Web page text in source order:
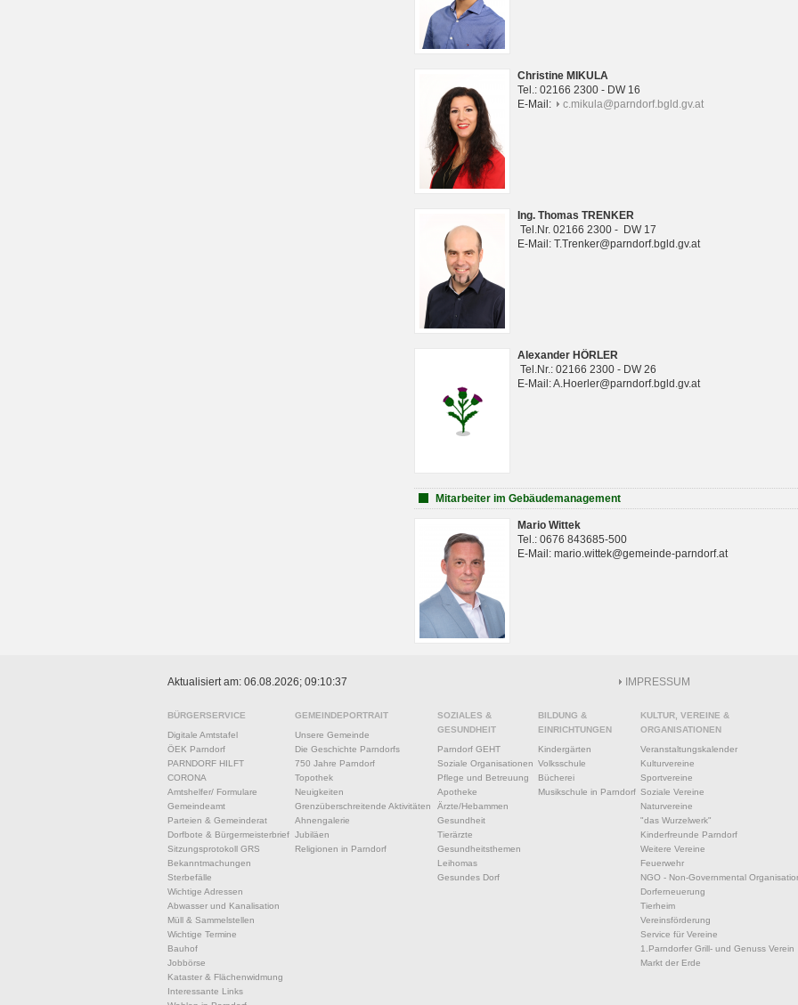
Christine MIKULA
Tel.: 02166 2300 - DW 16
E-Mail:
c.mikula@parndorf.bgld.gv.at
Ing. Thomas TRENKER
Tel.Nr. 02166 2300 - DW 17
E-Mail: T.Trenker@parndorf.bgld.gv.at
Alexander HÖRLER
Tel.Nr.: 02166 2300 - DW 26
E-Mail: A.Hoerler@parndorf.bgld.gv.at
Mitarbeiter im Gebäudemanagement
Mario Wittek
Tel.: 0676 843685-500
E-Mail: mario.wittek@gemeinde-parndorf.at
Aktualisiert am: 06.08.2026; 09:10:37 IMPRESSUM
BÜRGERSERVICE
Digitale Amtstafel
ÖEK Parndorf
PARNDORF HILFT
CORONA
Amtshelfer/ Formulare
Gemeindeamt
Parteien & Gemeinderat
Dorfbote & Bürgermeisterbrief
Sitzungsprotokoll GRS
Bekanntmachungen
Sterbefälle
Wichtige Adressen
Abwasser und Kanalisation
Müll & Sammelstellen
Wichtige Termine
Bauhof
Jobbörse
Kataster & Flächenwidmung
Interessante Links
GEMEINDEPORTRAIT
Unsere Gemeinde
Die Geschichte Parndorfs
750 Jahre Parndorf
Topothek
Neuigkeiten
Grenzüberschreitende Aktivitäten
Ahnengalerie
Jubiläen
Religionen in Parndorf
SOZIALES &
GESUNDHEIT
Parndorf GEHT
Soziale Organisationen
Pflege und Betreuung
Apotheke
Ärzte/Hebammen
Gesundheit
Tierärzte
Gesundheitsthemen
Leihomas
Gesundes Dorf
BILDUNG &
EINRICHTUNGEN
Kindergärten
Volksschule
Bücherei
Musikschule in Parndorf
KULTUR, VEREINE &
ORGANISATIONEN
Veranstaltungskalender
Kulturvereine
Sportvereine
Soziale Vereine
Naturvereine
"das Wurzelwerk"
Kinderfreunde Parndorf
Weitere Vereine
Feuerwehr
NGO - Non-Governmental
Dorferneuerung
Tierheim
Vereinsförderung
Service für Vereine
1.Parndorfer Grill- und Genuss Verein
Markt der Erde